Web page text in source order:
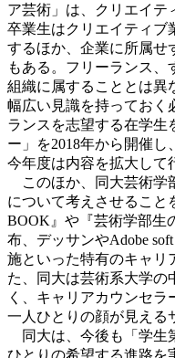
ア芸術」は、クリエイテ
卒業生はクリエイティブ
するほか、企業に所属せ
もある。フリーランス、
組織に属することとは異
幅広い見識を持っておく
ランスを志望する在学生
ー」を2018年から開催し
今年度は内容を拡大して
このほか、同大芸術学
について考えさせること
BOOK』や『芸術学部生
布、デッサンやAdobe
施といった特有のキャリ
た、同大は芸術系大学の
く、キャリアカウンセ
一人ひとりの顔が見える
同大は、今後も「学生
ひとりの希望する進路を